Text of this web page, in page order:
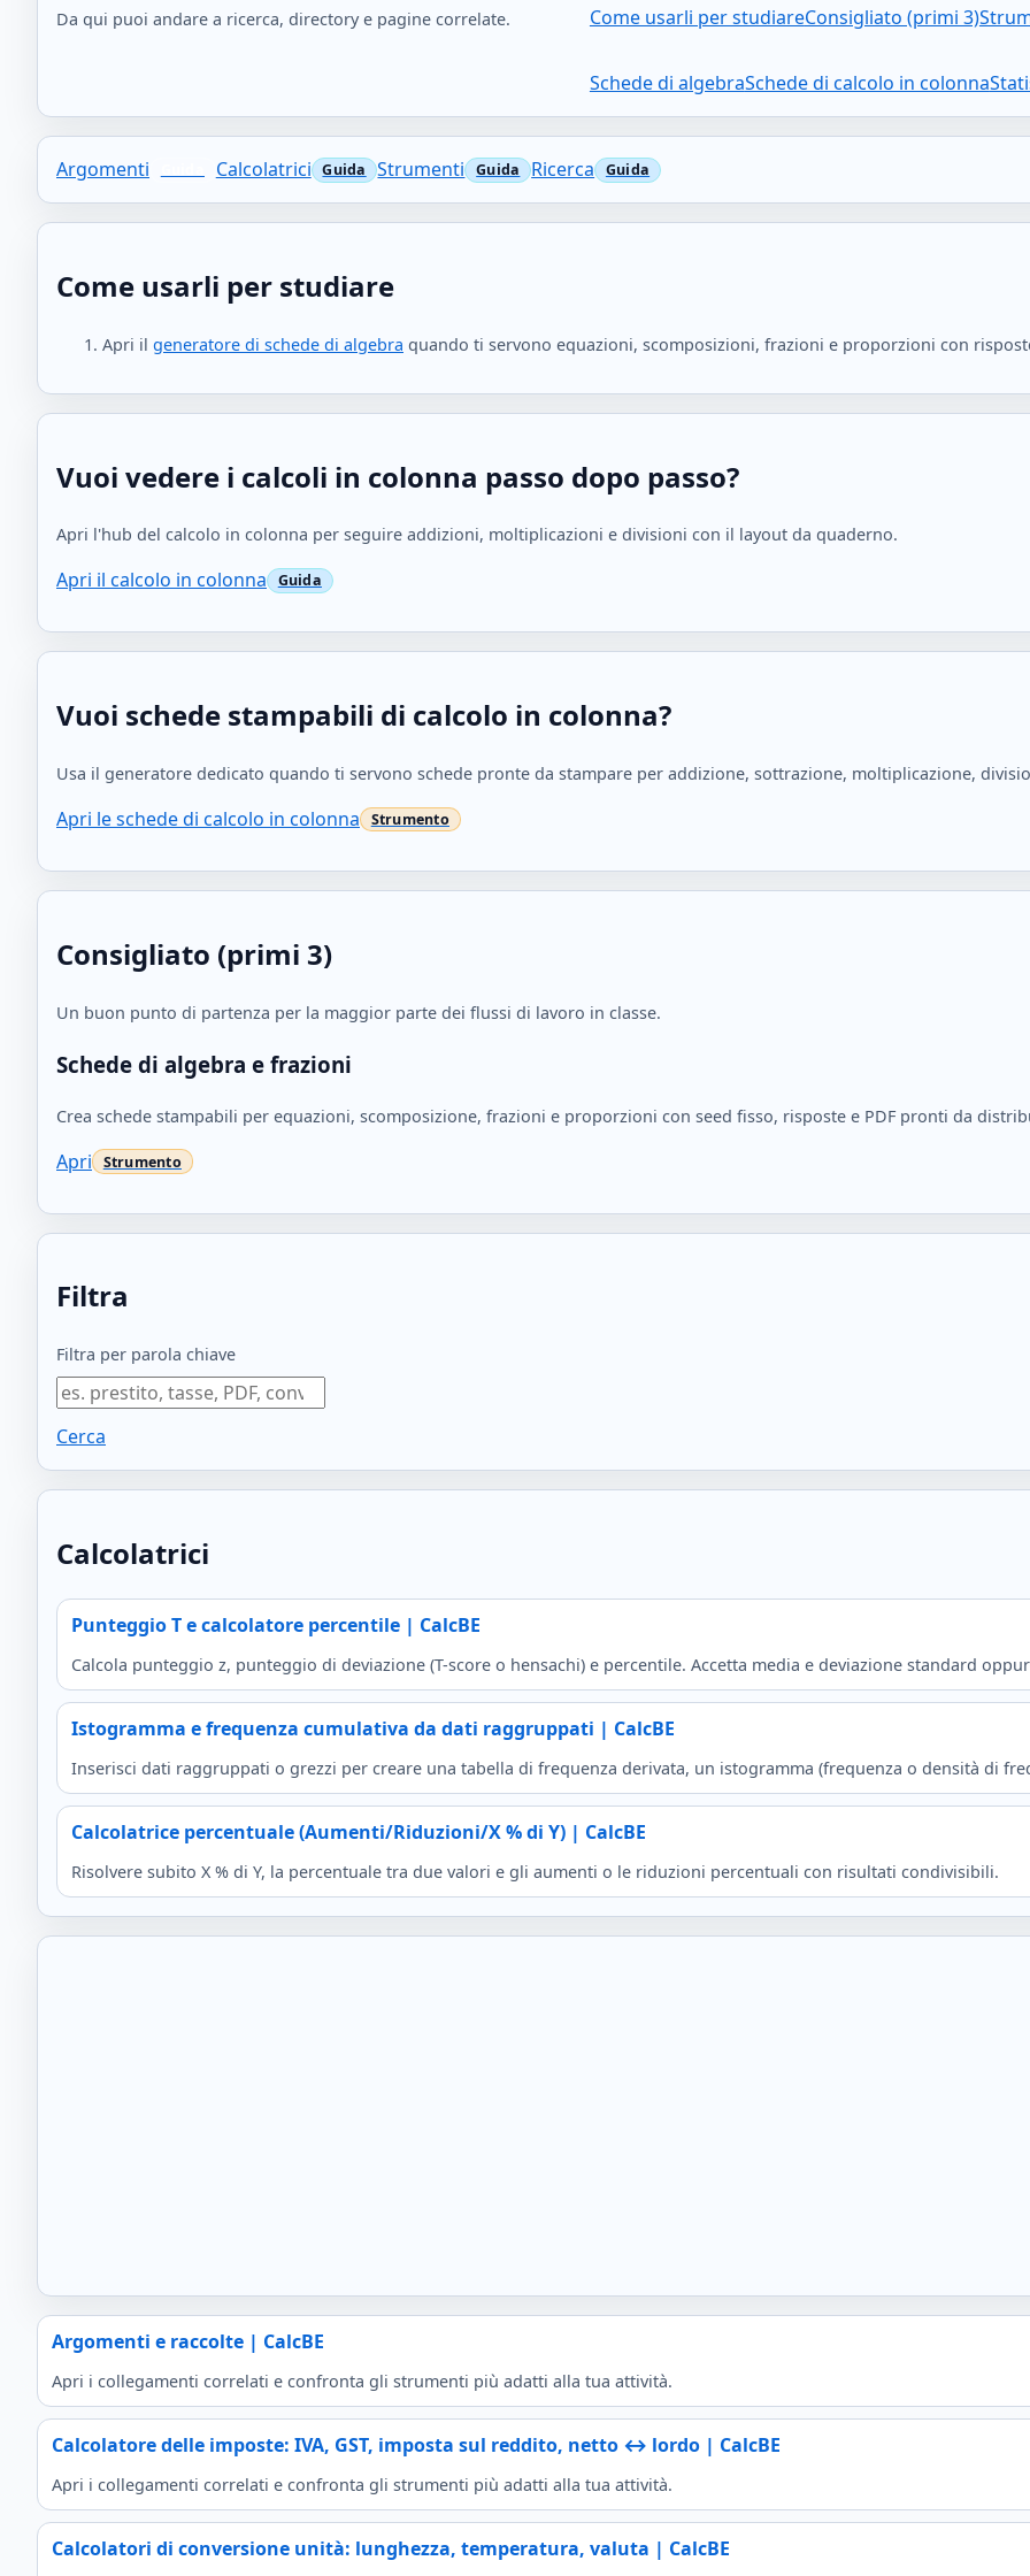
Da qui puoi andare a ricerca, directory e pagine correlate. Come usarli per studiareConsigliato (primi 3)
Schede di algebraSchede di calcolo in colonna
Argomenti Calcolatrici Strumenti Ricerca
Come usarli per studiare
Apri il generatore di schede di algebra quando ti servono equazioni, scomposizioni, frazioni e proporzioni con
Vuoi vedere i calcoli in colonna passo dopo passo?
Apri l'hub del calcolo in colonna per seguire addizioni, moltiplicazioni e divisioni con il layout da quaderno.
Apri il calcolo in colonna
Vuoi schede stampabili di calcolo in colonna?
Usa il generatore dedicato quando ti servono schede pronte da stampare per addizione, sottrazione, moltiplicazione,
Apri le schede di calcolo in colonna
Consigliato (primi 3)
Un buon punto di partenza per la maggior parte dei flussi di lavoro in classe.
Schede di algebra e frazioni
Crea schede stampabili per equazioni, scomposizione, frazioni e proporzioni con seed fisso, risposte e PDF pronti da
Apri
Filtra
Filtra per parola chiave
Cerca
Calcolatrici
Punteggio T e calcolatore percentile | CalcBE
Calcola punteggio z, punteggio di deviazione (T-score o hensachi) e percentile. Accetta media e deviazione standard
Istogramma e frequenza cumulativa da dati raggruppati | CalcBE
Inserisci dati raggruppati o grezzi per creare una tabella di frequenza derivata, un istogramma (frequenza o densità di
Calcolatrice percentuale (Aumenti/Riduzioni/X % di Y) | CalcBE
Risolvere subito X % di Y, la percentuale tra due valori e gli aumenti o le riduzioni percentuali con risultati condivisibili.
Argomenti e raccolte | CalcBE
Apri i collegamenti correlati e confronta gli strumenti più adatti alla tua attività.
Calcolatore delle imposte: IVA, GST, imposta sul reddito, netto ↔ lordo | CalcBE
Apri i collegamenti correlati e confronta gli strumenti più adatti alla tua attività.
Calcolatori di conversione unità: lunghezza, temperatura, valuta | CalcBE